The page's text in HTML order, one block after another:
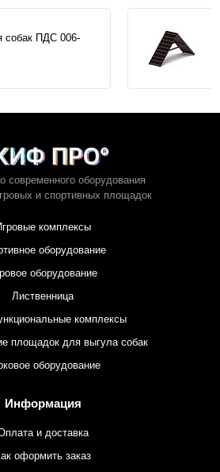
собак ПДС 006-
современного оборудования
и спортивных площадок
комплексы
оборудование
оборудование
Лиственница
комплексы
площадок для выгула собак
оборудование
Информация
и доставка
оформить заказ